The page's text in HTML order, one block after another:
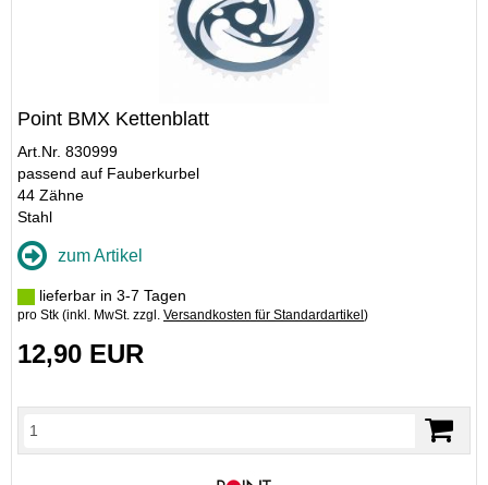
Point BMX Kettenblatt
Art.Nr. 830999
passend auf Fauberkurbel
44 Zähne
Stahl
zum Artikel
lieferbar in 3-7 Tagen
pro Stk (inkl. MwSt. zzgl. Versandkosten für Standardartikel )
12,90 EUR